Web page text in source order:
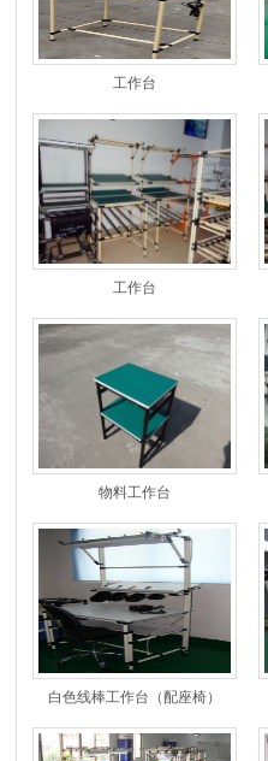
工作台
工作台
物料工作台
白色线棒工作台（配座椅）